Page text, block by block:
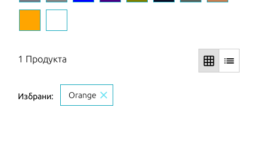
1 Продукта grid_on list
Избрани: Orange close